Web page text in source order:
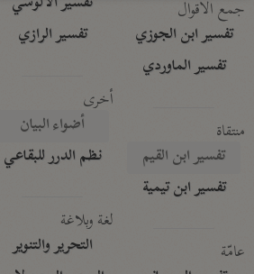
جمع الأقوال
تفسير ابن الجوزي
تفسير الماوردي
منتقاة
تفسير ابن القيم
تفسير ابن تيمية
عامّة
تفسير الرازي
أخرى
أضواء البيان
نظم الدرر للبقاعي
لغة وبلاغة
التحرير والتنوير